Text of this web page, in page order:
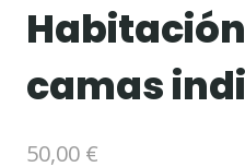
camas
50,00 €